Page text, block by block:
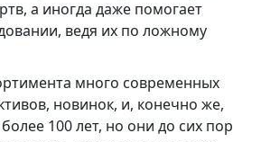
а иногда даже помогает
ведя их по ложному
много современных
новинок, и, конечно же,
100 лет, но они до сих пор